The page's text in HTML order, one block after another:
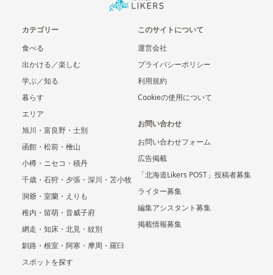
カテゴリー
食べる
出かける／楽しむ
学ぶ／知る
暮らす
エリア
旭川・富良野・士別
函館・松前・檜山
小樽・ニセコ・積丹
千歳・石狩・夕張・深川・苫小牧
洞爺・室蘭・えりも
稚内・留萌・音威子府
網走・知床・北見・紋別
釧路・根室・阿寒・摩周・羅臼
スポットを探す
このサイトについて
運営会社
プライバシーポリシー
利用規約
Cookieの使用について
お問い合わせ
お問い合わせフォーム
広告掲載
「北海道Likers POST」投稿者募集
ライター募集
編集アシスタント募集
掲載情報募集